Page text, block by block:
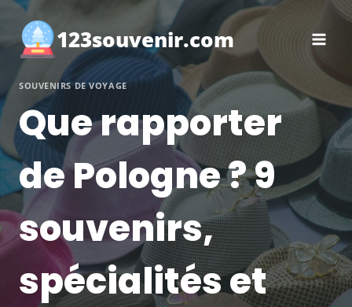
Aller
contenu 123souvenir.com
SOUVENIRS DE VOYAGE
Que rapporter
de Pologne ? 9
souvenirs,
spécialités et